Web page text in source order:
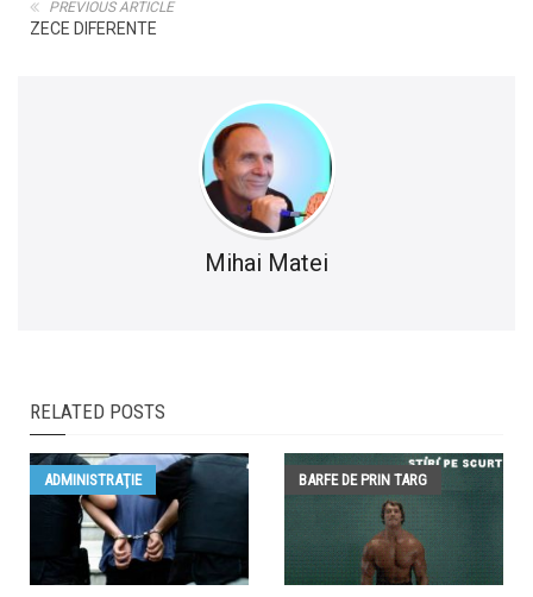
PREVIOUS ARTICLE
ZECE DIFERENTE
Mihai Matei
RELATED POSTS
ADMINISTRAŢIE BARFE DE PRIN TARG